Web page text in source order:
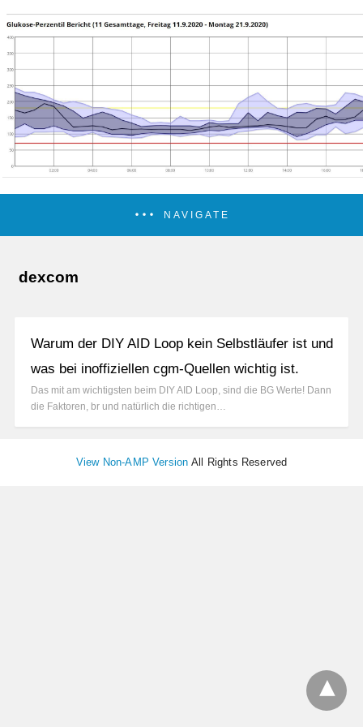
NAVIGATE
dexcom
Warum der DIY AID Loop kein Selbstläufer ist und
was bei inoffiziellen cgm-Quellen wichtig ist.
Das mit am wichtigsten beim DIY AID Loop, sind die BG Werte! Dann
die Faktoren, br und natürlich die richtigen…
View Non-AMP Version All Rights Reserved